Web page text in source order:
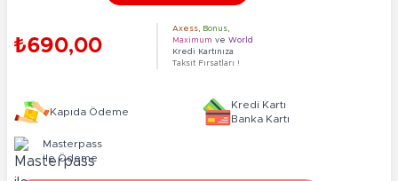
₺690,00
Axess Bonus
Maximum ve World
Kredi Kartınıza
Taksit Fırsatları !
Kapıda Ödeme
Kredi Kartı
Banka Kartı
Masterpass
ile Ödeme